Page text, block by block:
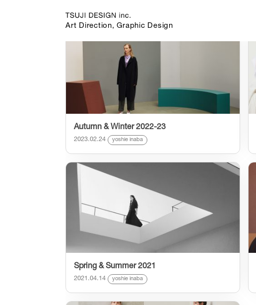
Art Direction, Graphic Design
Autumn & Winter 2022-23
2023.02.24 yoshie inaba
Spring & Summer 2021
2021.04.14 yoshie inaba